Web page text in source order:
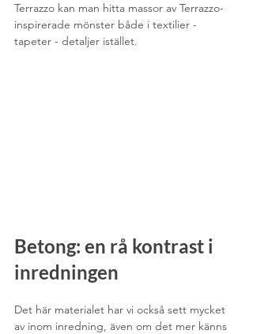
Terrazzo kan man hitta massor av Terrazzo-
inspirerade mönster både i textilier -
tapeter - detaljer istället.
Betong: en rå kontrast i
inredningen
Det här materialet har vi också sett mycket
av inom inredning, även om det mer känns